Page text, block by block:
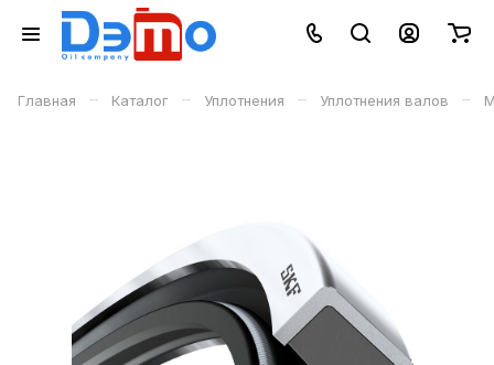
Главная – Каталог – Уплотнения – Уплотнения валов –